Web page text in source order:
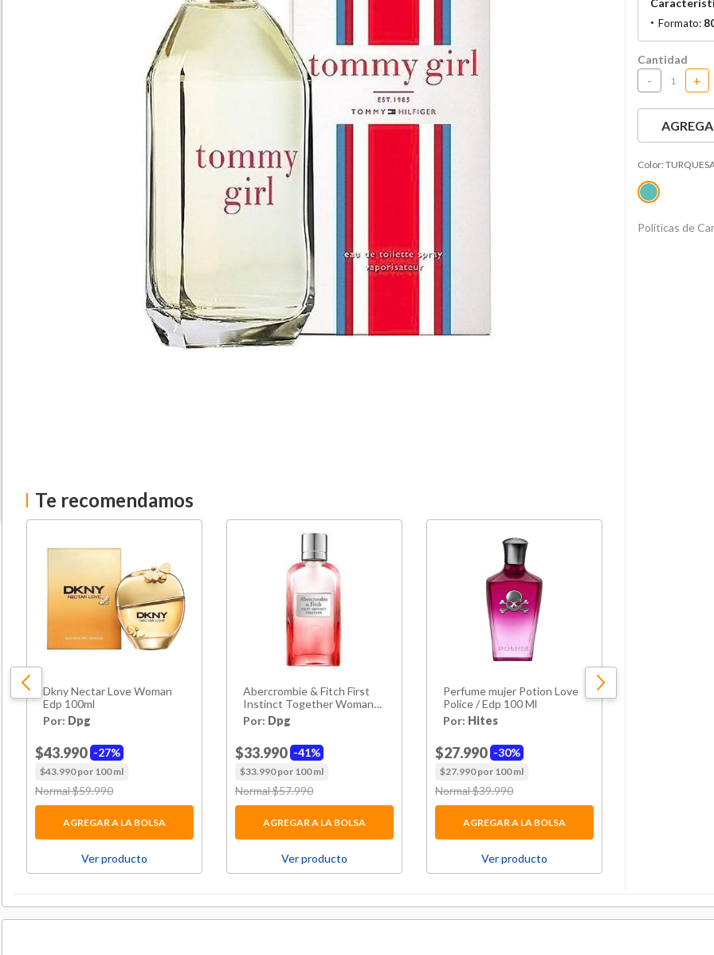
Te recomendamos
Dkny Nectar Love Woman
Edp 100ml
Por: Dpg
27%
$43.990
$43.990 por 100 ml
Price reduced from
Normal $59.990
AGREGAR A LA BOLSA
Ver producto
Abercrombie & Fitch First
Instinct Together Woman
Edp 100ml
Por: Dpg
41%
$33.990
$33.990 por 100 ml
Price reduced from
Normal $57.990
AGREGAR A LA BOLSA
Ver producto
Perfume mujer Potion Love
Police / Edp 100 Ml
Por: Hites
30%
$27.990
$27.990 por 100 ml
Price reduced from
Normal $39.990
AGREGAR A LA BOLSA
Ver producto
Formato:
Cantidad
- +
Color:
Políticas de